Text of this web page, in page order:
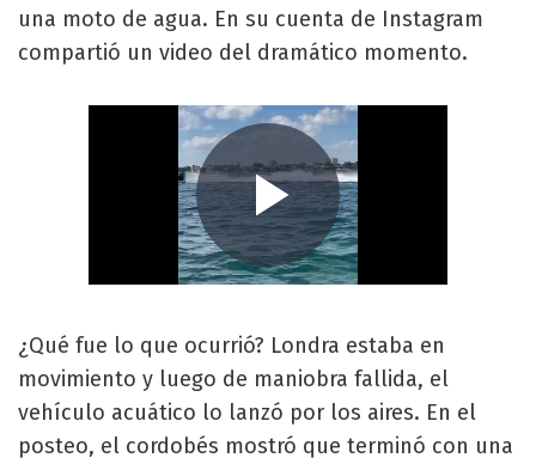
una moto de agua. En su cuenta de Instagram
compartió un video del dramático momento.
¿Qué fue lo que ocurrió? Londra estaba en
movimiento y luego de maniobra fallida, el
vehículo acuático lo lanzó por los aires. En el
posteo, el cordobés mostró que terminó con una